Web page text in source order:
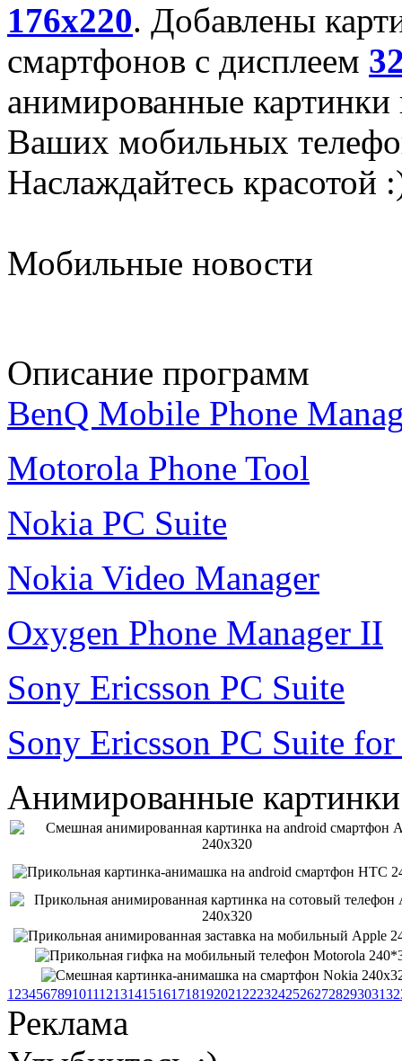
176x220. Добавлены
смартфонов с дисплеем
анимированные картинки
Ваших мобильных
Наслаждайтесь красотой
Мобильные новости
Описание программ
BenQ Mobile Phone
Motorola Phone Tool
Nokia PC Suite
Nokia Video Manager
Oxygen Phone Manager II
Sony Ericsson PC Suite
Sony Ericsson PC Suite
Анимированные
1 23456789101112131415161718192021 2223242526272829303132
Реклама